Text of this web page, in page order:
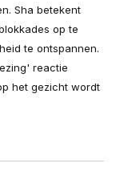
Sha betekent
op te
te ontspannen.
reactie
het gezicht wordt